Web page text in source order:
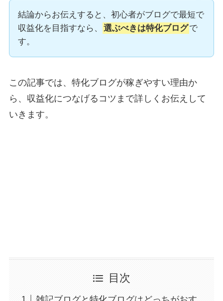
結論からお伝えすると、初心者がブログで最短で
収益化を目指すなら、
選ぶべきは特化ブログで
す。
この記事では、特化ブログが稼ぎやすい理由か
ら、収益化につなげるコツまで詳しくお伝えして
いきます。
目次